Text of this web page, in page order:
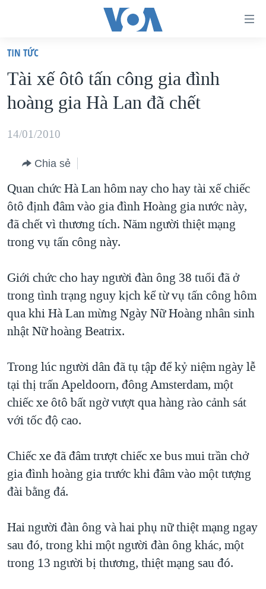
truy
cập
Tới
dung
chính
điều
hướng
chính
Đi
"Tìm"
VIỆT NAM
HOA KỲ
BIỂN ĐÔNG
BLOG
DIỄN ĐÀN
MỤC
TỰ DO BÁO CHÍ
NGƯỜI VIỆT HẢI NGOẠI
ĐỜI SỐNG
SỨC KHOẺ
VĂN HOÁ
THỂ THAO
GIÁO DỤC
CHUYÊN ĐỀ
HÀNH TRÌNH BẦU CỬ 2024
MỘT NĂM CHIẾN TRANH TẠI DẢI GAZA
GIẢI MÃ VÀNH ĐAI & CON ĐƯỜNG
TRỊNH VĨNH BÌNH - NGƯỜI HẠ 'BÊN THẮNG CUỘC'
GROUND ZERO – XƯA VÀ NAY
CHI PHÍ CHIẾN TRANH AFGHANISTAN
THƯỢNG ĐỈNH TRUMP-KIM TẠI VIỆT NAM
TRỊNH VĨNH BÌNH VS. CHÍNH PHỦ VIỆT NAM
BÊN KIA QUỐC LỘ: TIẾNG VỌNG TỪ NÔNG THÔN MỸ
QUAN HỆ VIỆT MỸ
VIDEO
NGHE
MẠNG XÃ HỘI
Ngôn ngữ khác
TIN TỨC
Tài xế ôtô tấn công gia đình
hoàng gia Hà Lan đã chết
14/01/2010
Chia sẻ
Quan chức Hà Lan hôm nay cho hay tài xế chiếc
ôtô định đâm vào gia đình Hoàng gia nước này,
đã chết vì thương tích. Năm người thiệt mạng
trong vụ tấn công này.
Giới chức cho hay người đàn ông 38 tuổi đã ở
trong tình trạng nguy kịch kể từ vụ tấn công hôm
qua khi Hà Lan mừng Ngày Nữ Hoàng nhân sinh
nhật Nữ hoàng Beatrix.
Trong lúc người dân đã tụ tập để kỷ niệm ngày lễ
tại thị trấn Apeldoorn, đông Amsterdam, một
chiếc xe ôtô bất ngờ vượt qua hàng rào cảnh sát
với tốc độ cao.
Chiếc xe đã đâm trượt chiếc xe bus mui trần chở
gia đình hoàng gia trước khi đâm vào một tượng
đài bằng đá.
Hai người đàn ông và hai phụ nữ thiệt mạng ngay
sau đó, trong khi một người đàn ông khác, một
trong 13 người bị thương, thiệt mạng sau đó.